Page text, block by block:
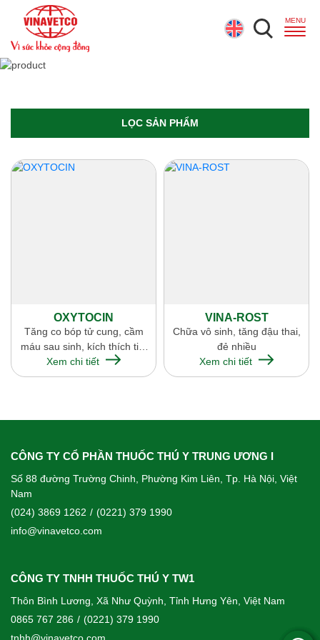
LỌC SẢN PHẨM
OXYTOCIN
Tăng co bóp tử cung, cầm
máu sau sinh, kích thích tiết
sữa
Xem chi tiết
VINA-ROST
Chữa vô sinh, tăng đậu thai,
đẻ nhiều
Xem chi tiết
CÔNG TY CỔ PHẦN THUỐC THÚ Y TRUNG ƯƠNG I
Số 88 đường Trường Chinh, Phường Kim Liên, Tp. Hà Nội, Việt
Nam
(024) 3869 1262 / (0221) 379 1990
info@vinavetco.com
CÔNG TY TNHH THUỐC THÚ Y TW1
Thôn Bình Lương, Xã Như Quỳnh, Tỉnh Hưng Yên, Việt Nam
0865 767 286 / (0221) 379 1990
tnhh@vinavetco.com